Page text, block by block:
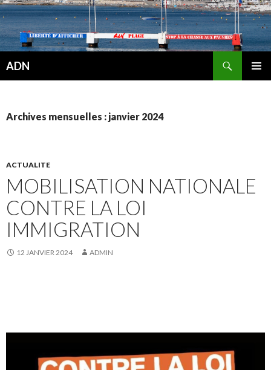
ADN
Archives mensuelles : janvier 2024
ACTUALITE
MOBILISATION NATIONALE
CONTRE LA LOI
IMMIGRATION
12 JANVIER 2024 ADMIN